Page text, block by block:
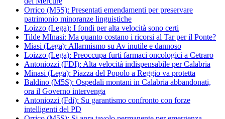
Orrico (M5S): Presentati emendamenti per preservare
patrimonio minoranze linguistiche
Loizzo (Lega): I fondi per alta velocità sono certi
Tilde MInasi: Ma quanto costano i ricorsi al Tar per il Ponte?
Miasi (Lega): Allarmismo su Av inutile e dannoso
Loizzo (Lega): Preoccupa furti farmaci oncologici a Cetraro
Antoniozzi (FDI): Alta velocità indispensabile per Calabria
Minasi (Lega): Piazza del Popolo a Reggio va protetta
Baldino (M5S): Ospedali montani in Calabria abbandonati,
ora il Governo intervenga
Antoniozzi (Fdi): Su garantismo confronto con forze
intelligenti del PD